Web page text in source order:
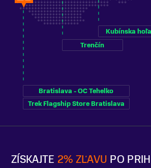
ZÍSKAJTE 2% ZĽAVU PO
Bratislava - OC Tehelko
Trek Flagship Store Bratislava
Trenčín
Kubínska hoľa